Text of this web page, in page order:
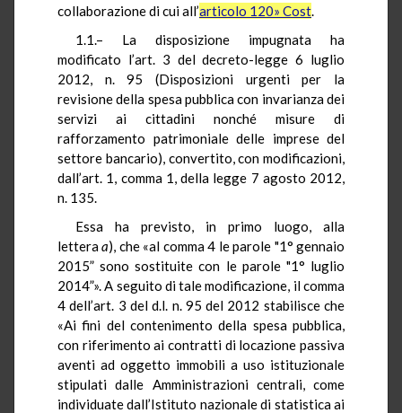
collaborazione di cui all’articolo 120» Cost.
1.1.– La disposizione impugnata ha
modificato l’art. 3 del decreto-legge 6 luglio
2012, n. 95 (Disposizioni urgenti per la
revisione della spesa pubblica con invarianza dei
servizi ai cittadini nonché misure di
rafforzamento patrimoniale delle imprese del
settore bancario), convertito, con modificazioni,
dall’art. 1, comma 1, della legge 7 agosto 2012,
n. 135.
Essa ha previsto, in primo luogo, alla
letteraa), che «al comma 4 le parole "1° gennaio
2015” sono sostituite con le parole "1° luglio
2014”». A seguito di tale modificazione, il comma
4 dell’art. 3 del d.l. n. 95 del 2012 stabilisce che
«Ai fini del contenimento della spesa pubblica,
con riferimento ai contratti di locazione passiva
aventi ad oggetto immobili a uso istituzionale
stipulati dalle Amministrazioni centrali, come
individuate dall’Istituto nazionale di statistica ai